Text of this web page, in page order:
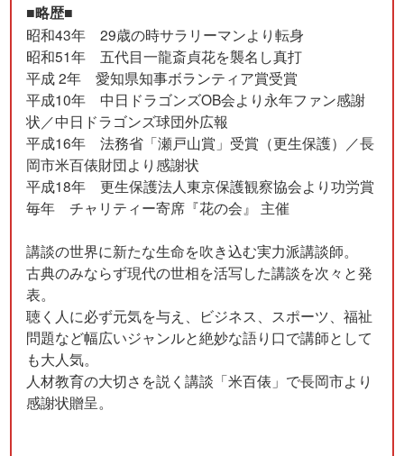
■略歴■
昭和43年 29歳の時サラリーマンより転身
昭和51年 五代目一龍斎貞花を襲名し真打
平成 2年 愛知県知事ボランティア賞受賞
平成10年 中日ドラゴンズOB会より永年ファン感謝
状／中日ドラゴンズ球団外広報
平成16年 法務省「瀬戸山賞」受賞（更生保護）／長
岡市米百俵財団より感謝状
平成18年 更生保護法人東京保護観察協会より功労賞
毎年 チャリティー寄席『花の会』 主催
講談の世界に新たな生命を吹き込む実力派講談師。
古典のみならず現代の世相を活写した講談を次々と発
表。
聴く人に必ず元気を与え、ビジネス、スポーツ、福祉
問題など幅広いジャンルと絶妙な語り口で講師として
も大人気。
人材教育の大切さを説く講談「米百俵」で長岡市より
感謝状贈呈。